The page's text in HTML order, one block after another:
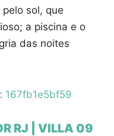
sol, que
a piscina e o
das noites
RJ | VILLA 09